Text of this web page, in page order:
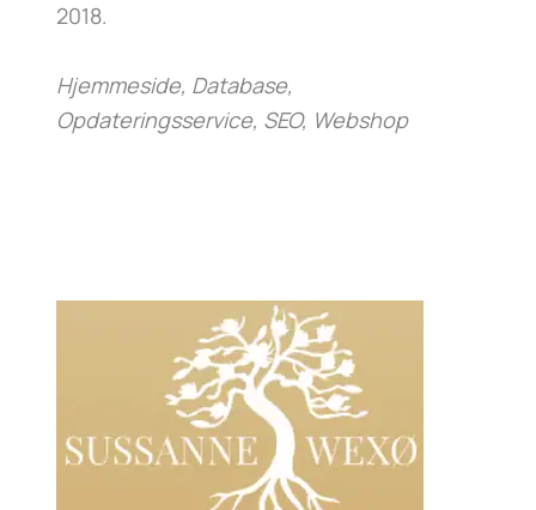
2018.
Hjemmeside, Database,
Opdateringsservice, SEO, Webshop